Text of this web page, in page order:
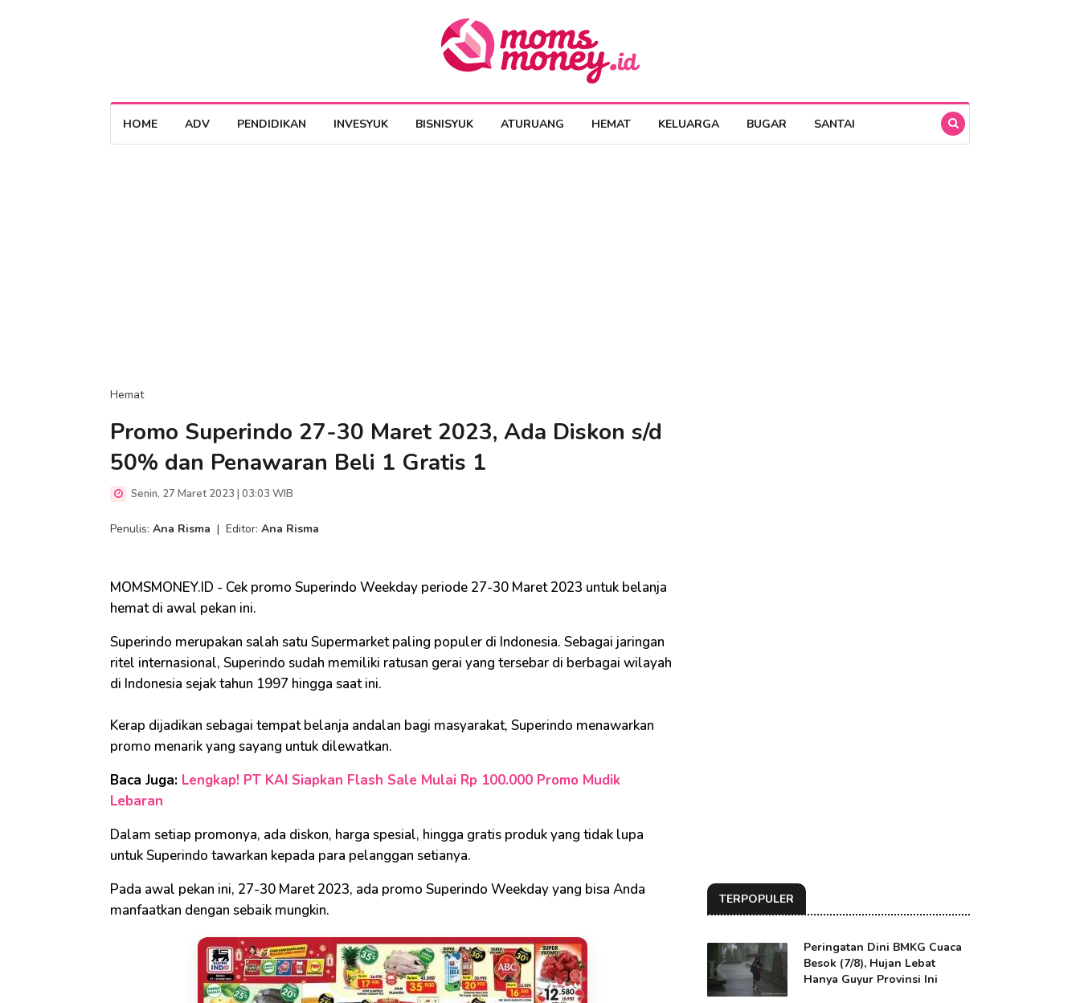
HOME ADV PENDIDIKAN INVESYUK BISNISYUK ATURUANG HEMAT KELUARGA BUGAR SANTAI
Hemat
Promo Superindo 27-30 Maret 2023, Ada Diskon s/d
50% dan Penawaran Beli 1 Gratis 1
Senin, 27 Maret 2023 | 03:03 WIB
Penulis: Ana Risma | Editor: Ana Risma
MOMSMONEY.ID - Cek promo Superindo Weekday periode 27-30 Maret 2023 untuk belanja
hemat di awal pekan ini.
Superindo merupakan salah satu Supermarket paling populer di Indonesia. Sebagai jaringan
ritel internasional, Superindo sudah memiliki ratusan gerai yang tersebar di berbagai wilayah
di Indonesia sejak tahun 1997 hingga saat ini.
Kerap dijadikan sebagai tempat belanja andalan bagi masyarakat, Superindo menawarkan
promo menarik yang sayang untuk dilewatkan.
Baca Juga: Lengkap! PT KAI Siapkan Flash Sale Mulai Rp 100.000 Promo Mudik
Lebaran
Dalam setiap promonya, ada diskon, harga spesial, hingga gratis produk yang tidak lupa
untuk Superindo tawarkan kepada para pelanggan setianya.
Pada awal pekan ini, 27-30 Maret 2023, ada promo Superindo Weekday yang bisa Anda
manfaatkan dengan sebaik mungkin.
TERPOPULER
Peringatan Dini BMKG Cuaca
Besok (7/8), Hujan Lebat
Hanya Guyur Provinsi Ini